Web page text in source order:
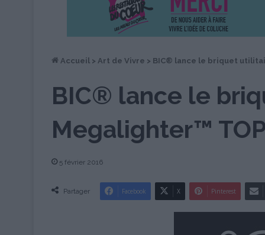
Accueil > Art de Vivre > BIC® lance le briquet
BIC® lance le
Megalighter™
5 février 2016
Partager Facebook X Pinterest